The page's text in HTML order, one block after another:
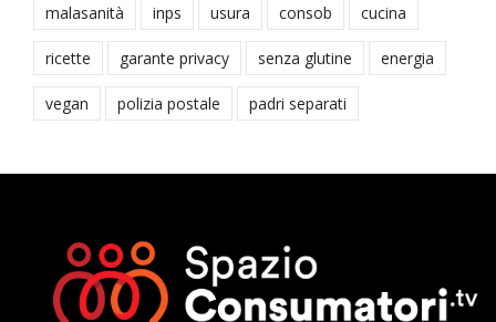
malasanità inps usura consob cucina
ricette garante privacy senza glutine energia
vegan polizia postale padri separati